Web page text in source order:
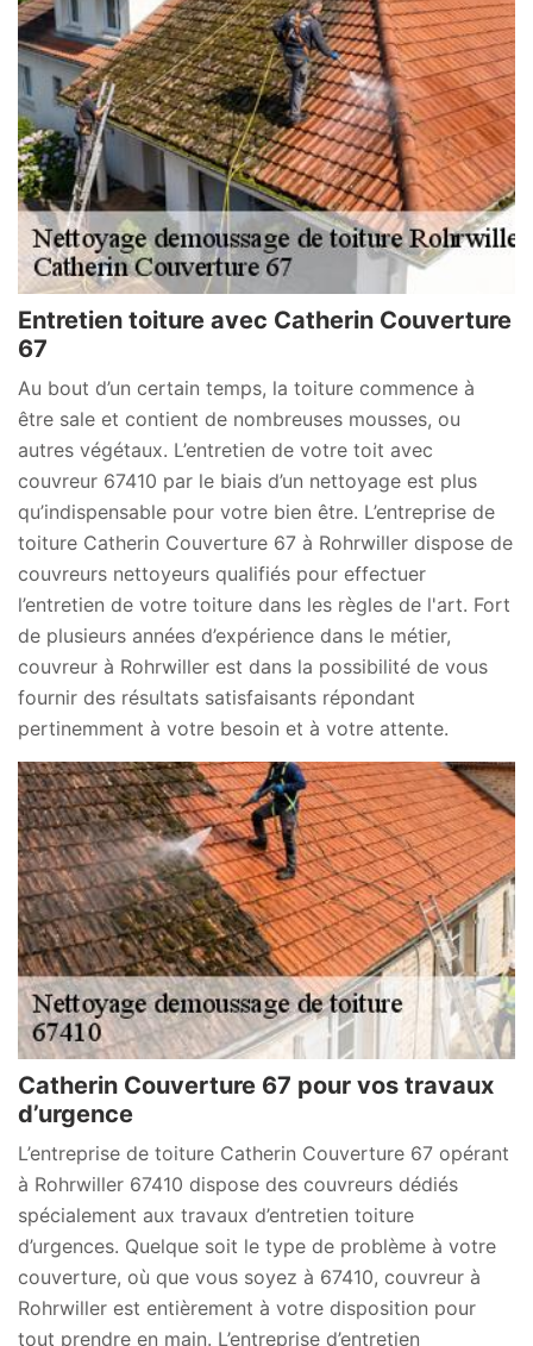
Entretien toiture avec Catherin Couverture
67
Au bout d’un certain temps, la toiture commence à
être sale et contient de nombreuses mousses, ou
autres végétaux. L’entretien de votre toit avec
couvreur 67410 par le biais d’un nettoyage est plus
qu’indispensable pour votre bien être. L’entreprise de
toiture Catherin Couverture 67 à Rohrwiller dispose de
couvreurs nettoyeurs qualifiés pour effectuer
l’entretien de votre toiture dans les règles de l'art. Fort
de plusieurs années d’expérience dans le métier,
couvreur à Rohrwiller est dans la possibilité de vous
fournir des résultats satisfaisants répondant
pertinemment à votre besoin et à votre attente.
Catherin Couverture 67 pour vos travaux
d’urgence
L’entreprise de toiture Catherin Couverture 67 opérant
à Rohrwiller 67410 dispose des couvreurs dédiés
spécialement aux travaux d’entretien toiture
d’urgences. Quelque soit le type de problème à votre
couverture, où que vous soyez à 67410, couvreur à
Rohrwiller est entièrement à votre disposition pour
tout prendre en main. L’entreprise d’entretien